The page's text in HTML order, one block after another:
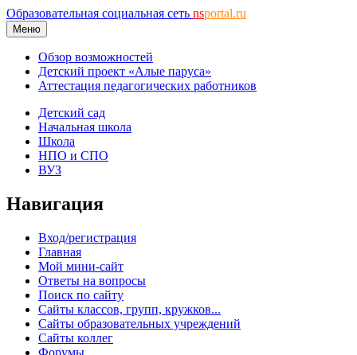
Образовательная социальная сеть nsportal.ru
Меню
Обзор возможностей
Детский проект «Алые паруса»
Аттестация педагогических работников
Детский сад
Начальная школа
Школа
НПО и СПО
ВУЗ
Навигация
Вход/регистрация
Главная
Мой мини-сайт
Ответы на вопросы
Поиск по сайту
Сайты классов, групп, кружков...
Сайты образовательных учреждений
Сайты коллег
Форумы